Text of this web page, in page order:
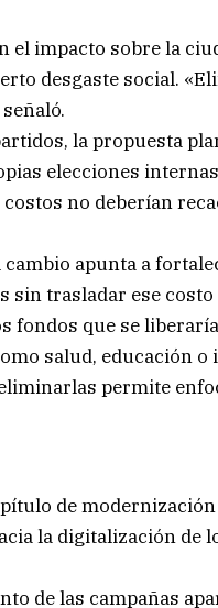
el impacto sobre la
desgaste social.
la propuesta
elecciones
no deberían
apunta a
sin trasladar ese costo
fondos que se
salud, educación
permite
de
la digitalización de
de las campañas